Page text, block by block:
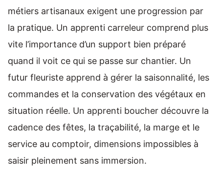
métiers artisanaux exigent une progression par
la pratique. Un apprenti carreleur comprend plus
vite l’importance d’un support bien préparé
quand il voit ce qui se passe sur chantier. Un
futur fleuriste apprend à gérer la saisonnalité, les
commandes et la conservation des végétaux en
situation réelle. Un apprenti boucher découvre la
cadence des fêtes, la traçabilité, la marge et le
service au comptoir, dimensions impossibles à
saisir pleinement sans immersion.